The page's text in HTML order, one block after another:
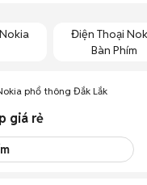
Điện Thoại
Bàn Phím
phổ thông Đắk Lắk
giá rẻ